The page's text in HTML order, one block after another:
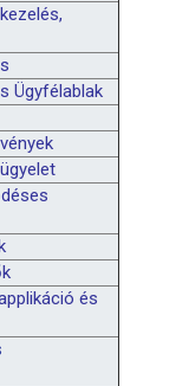
Ügyfélablak
és